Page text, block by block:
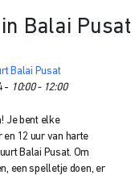
Balai Pusat
Balai Pusat
- 10:00 - 12:00
Je bent elke
en 12 uur van harte
Balai Pusat. Om
een spelletje doen, er